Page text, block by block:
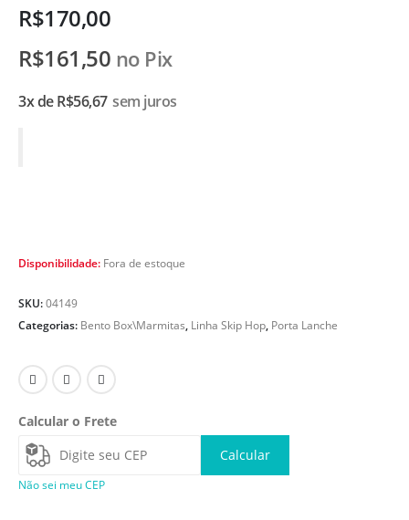
R$170,00
R$161,50 no Pix
3x deR$56,67 sem juros
Disponibilidade: Fora de estoque
SKU:04149
Categorias: Bento Box\Marmitas, Linha Skip Hop, Porta Lanche
Calcular o Frete
Calcular
Não sei meu CEP